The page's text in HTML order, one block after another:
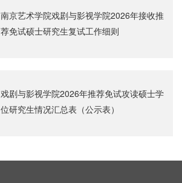
南京艺术学院戏剧与影视学院2026年接收推
荐免试硕士研究生复试工作细则
戏剧与影视学院2026年推荐免试攻读硕士学
位研究生情况汇总表（公示表）